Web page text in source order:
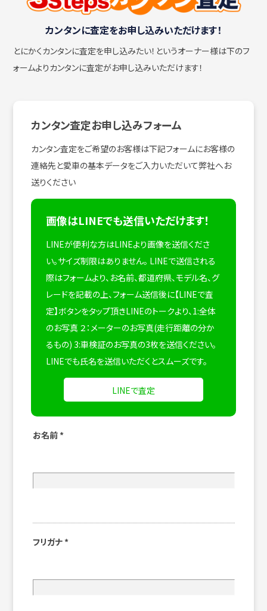
カンタンに査定をお申し込みいただけます！
とにかくカンタンに査定を申し込みたい！ というオーナー様は下のフ
ォームよりカンタンに査定がお申し込みいただけます！
カンタン査定お申し込みフォーム
カンタン査定をご希望のお客様は下記フォームにお客様の
連絡先と愛車の基本データをご入力いただいて弊社へお
送りください
画像はLINEでも送信いただけます！
LINEが便利な方はLINEより画像を送信くださ
い。サイズ制限はありません。 LINEで送信される
際はフォームより、お名前、都道府県、モデル名、グ
レードを記載の上、フォーム送信後に【LINEで査
定】ボタンをタップ頂きLINEのトークより、1:全体
のお写真 ２：メーターのお写真(走行距離の分か
るもの) 3:車検証のお写真の3枚を送信ください。
LINEでも氏名を送信いただくとスムーズです。
LINEで査定
お名前 *
フリガナ *